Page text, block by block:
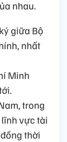
nhau.
giữa Bộ
nhất
Minh
trong
vực tài
thời